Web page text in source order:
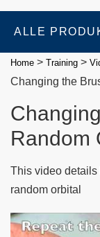
ALLE
Home > Training >
Changing the
Random
This video details
random orbital